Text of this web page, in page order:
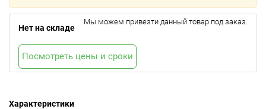
Характеристики
Нет на складе
Мы можем привезти данный товар под заказ.
Посмотреть цены и сроки